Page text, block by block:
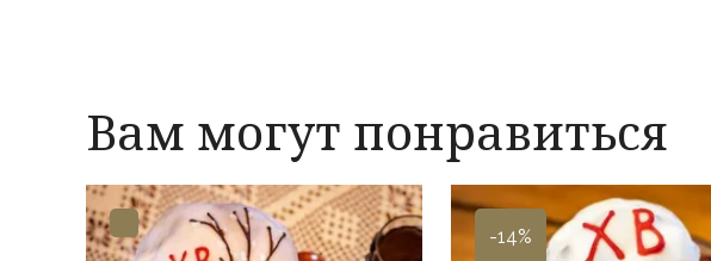
Вам могут понравиться
-14%